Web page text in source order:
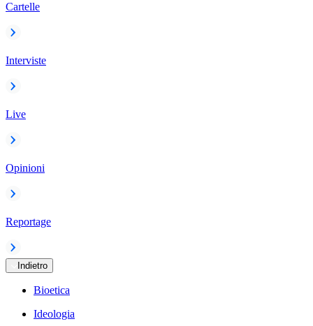
Cartelle
Interviste
Live
Opinioni
Reportage
Indietro
Bioetica
Ideologia